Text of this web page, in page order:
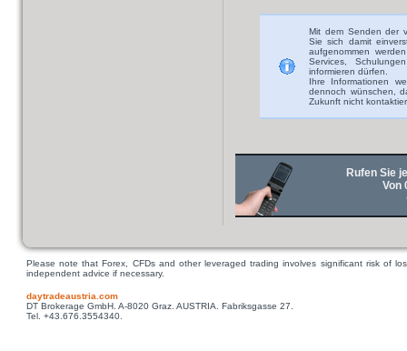
Mit dem Senden der
Sie sich damit
aufgenommen
Services,
informieren dürfen.
Ihre Informationen
dennoch wünschen,
Zukunft nicht
Rufen Sie
Von
Please note that Forex, CFDs and other leveraged trading involves significant risk of
independent advice if necessary.
daytradeaustria.com
DT Brokerage GmbH. A-8020 Graz. AUSTRIA. Fabriksgasse 27.
Tel. +43.676.3554340.